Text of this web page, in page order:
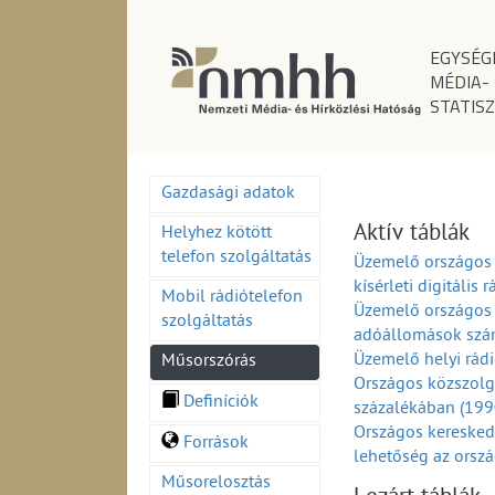
MÉDIA-
Gazdasági adatok
Helyhez kötött
telefon szolgáltatás
Mobil rádiótelefon
szolgáltatás
Műsorszórás
Definíciók
Források
Műsorelosztás
Aktív táblák
Üzemelő
kísérleti digitális
Üzemelő
adóállomások
Üzemelő helyi
Országos
százalékában
Országos
lehetőség az
Országos és